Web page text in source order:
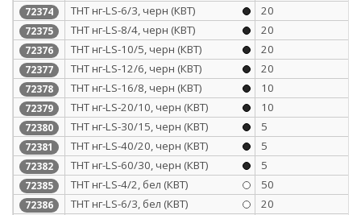
72374 ТНТ нг-LS-6/3, черн (КВТ) 20
72375 ТНТ нг-LS-8/4, черн (КВТ) 20
72376 ТНТ нг-LS-10/5, черн (КВТ) 20
72377 ТНТ нг-LS-12/6, черн (КВТ) 20
72378 ТНТ нг-LS-16/8, черн (КВТ) 10
72379 ТНТ нг-LS-20/10, черн (КВТ) 10
72380 ТНТ нг-LS-30/15, черн (КВТ) 5
72381 ТНТ нг-LS-40/20, черн (КВТ) 5
72382 ТНТ нг-LS-60/30, черн (КВТ) 5
72385 ТНТ нг-LS-4/2, бел (КВТ) 50
72386 ТНТ нг-LS-6/3, бел (КВТ) 20